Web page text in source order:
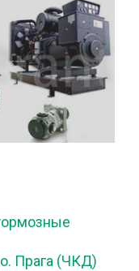
Прага (ЧКД)